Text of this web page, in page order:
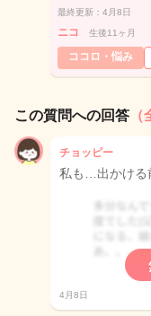
最終更新：4月8日
ニコ 生後11ヶ月
ココロ・悩み
この質問への回答 （
チョッピー
私も…出かける
4月8日